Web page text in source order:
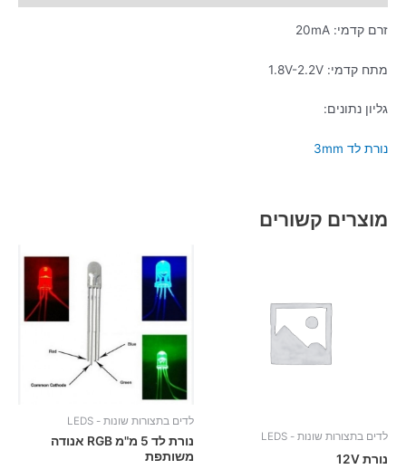
זרם קדמי: 20mA
מתח קדמי: 1.8V-2.2V
גליון נתונים:
נורת לד 3mm
מוצרים קשורים
לדים בתצורות שונות - LEDS
נורת 12V
לדים בתצורות שונות - LEDS
נורת לד 5 מ"מ RGB אנודה
משותפת